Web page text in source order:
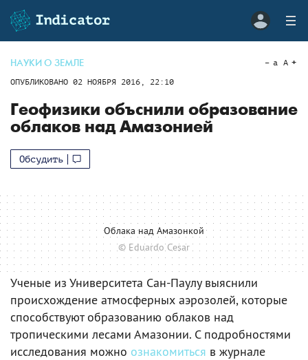
НАУКИ О ЗЕМЛЕ
ОПУБЛИКОВАНО 02 НОЯБРЯ 2016, 22:10
a A
Геофизики объснили образование
облаков над Амазонией
Обсудить
Облака над Амазонкой
© Eduardo Cesar
Ученые из Университета Сан-Паулу выяснили
происхождение атмосферных аэрозолей, которые
способствуют образованию облаков над
тропическими лесами Амазонии. С подробностями
исследования можно ознакомиться в журнале